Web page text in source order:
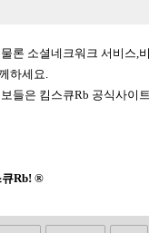
론 소셜네크워크 서비스,
하세요.
들은 킴스큐Rb 공식사이
큐Rb! ®